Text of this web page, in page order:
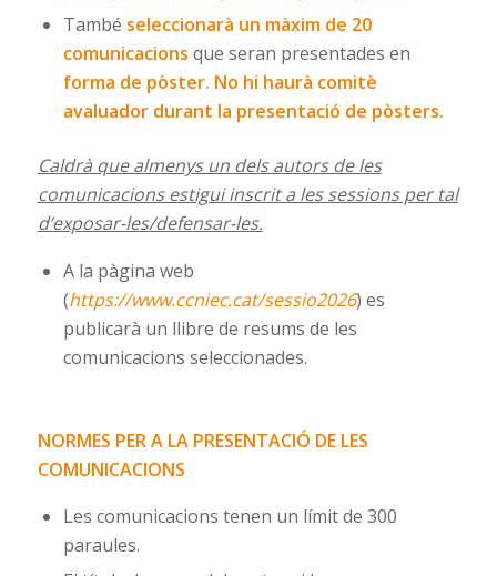
També seleccionarà un màxim de 20
comunicacions que seran presentades en
forma de pòster. No hi haurà comitè
avaluador durant la presentació de pòsters.
Caldrà que almenys un dels autors de les
comunicacions estigui inscrit a les sessions per tal
d’exposar-les/defensar-les.
A la pàgina web
(https://www.ccniec.cat/sessio2026) es
publicarà un llibre de resums de les
comunicacions seleccionades.
NORMES PER A LA PRESENTACIÓ DE LES
COMUNICACIONS
Les comunicacions tenen un límit de 300
paraules.